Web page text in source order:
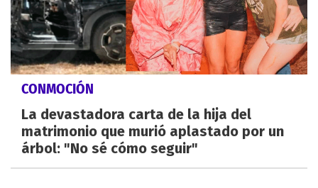
CONMOCIÓN
La devastadora carta de la hija del
matrimonio que murió aplastado por un
árbol: "No sé cómo seguir"